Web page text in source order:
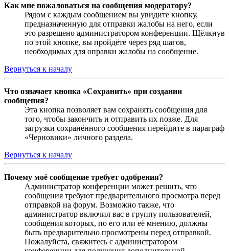
Как мне пожаловаться на сообщения модератору?
Рядом с каждым сообщением вы увидите кнопку,
предназначенную для отправки жалобы на него, если
это разрешено администратором конференции. Щёлкнув
по этой кнопке, вы пройдёте через ряд шагов,
необходимых для оправки жалобы на сообщение.
Вернуться к началу
Что означает кнопка «Сохранить» при создании
сообщения?
Эта кнопка позволяет вам сохранять сообщения для
того, чтобы закончить и отправить их позже. Для
загрузки сохранённого сообщения перейдите в параграф
«Черновики» личного раздела.
Вернуться к началу
Почему моё сообщение требует одобрения?
Администратор конференции может решить, что
сообщения требуют предварительного просмотра перед
отправкой на форум. Возможно также, что
администратор включил вас в группу пользователей,
сообщения которых, по его или её мнению, должны
быть предварительно просмотрены перед отправкой.
Пожалуйста, свяжитесь с администратором